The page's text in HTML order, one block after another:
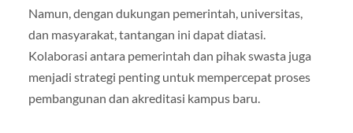
Namun, dengan dukungan pemerintah, universitas,
dan masyarakat, tantangan ini dapat diatasi.
Kolaborasi antara pemerintah dan pihak swasta juga
menjadi strategi penting untuk mempercepat proses
pembangunan dan akreditasi kampus baru.